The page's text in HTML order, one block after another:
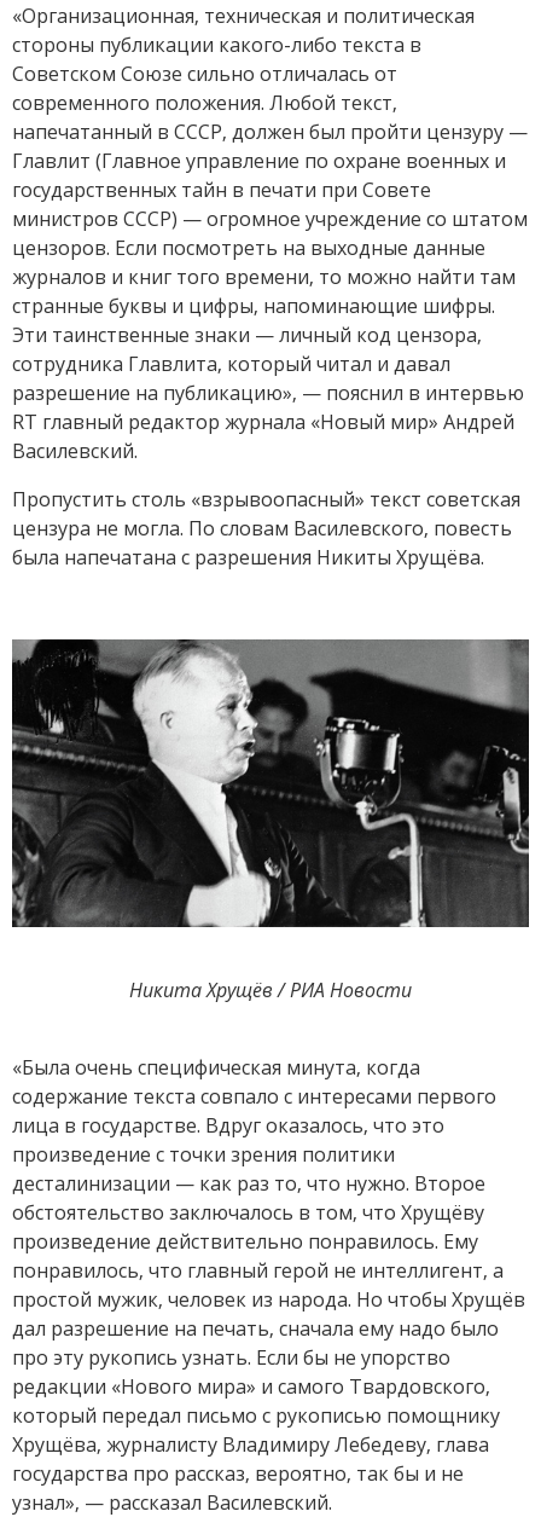
«Организационная, техническая и политическая
стороны публикации какого-либо текста в
Советском Союзе сильно отличалась от
современного положения. Любой текст,
напечатанный в СССР, должен был пройти цензуру —
Главлит (Главное управление по охране военных и
государственных тайн в печати при Совете
министров СССР) — огромное учреждение со штатом
цензоров. Если посмотреть на выходные данные
журналов и книг того времени, то можно найти там
странные буквы и цифры, напоминающие шифры.
Эти таинственные знаки — личный код цензора,
сотрудника Главлита, который читал и давал
разрешение на публикацию», — пояснил в интервью
RT главный редактор журнала «Новый мир» Андрей
Василевский.
Пропустить столь «взрывоопасный» текст советская
цензура не могла. По словам Василевского, повесть
была напечатана с разрешения Никиты Хрущёва.
Никита Хрущёв / РИА Новости
«Была очень специфическая минута, когда
содержание текста совпало с интересами первого
лица в государстве. Вдруг оказалось, что это
произведение с точки зрения политики
десталинизации — как раз то, что нужно. Второе
обстоятельство заключалось в том, что Хрущёву
произведение действительно понравилось. Ему
понравилось, что главный герой не интеллигент, а
простой мужик, человек из народа. Но чтобы Хрущёв
дал разрешение на печать, сначала ему надо было
про эту рукопись узнать. Если бы не упорство
редакции «Нового мира» и самого Твардовского,
который передал письмо с рукописью помощнику
Хрущёва, журналисту Владимиру Лебедеву, глава
государства про рассказ, вероятно, так бы и не
узнал», — рассказал Василевский.